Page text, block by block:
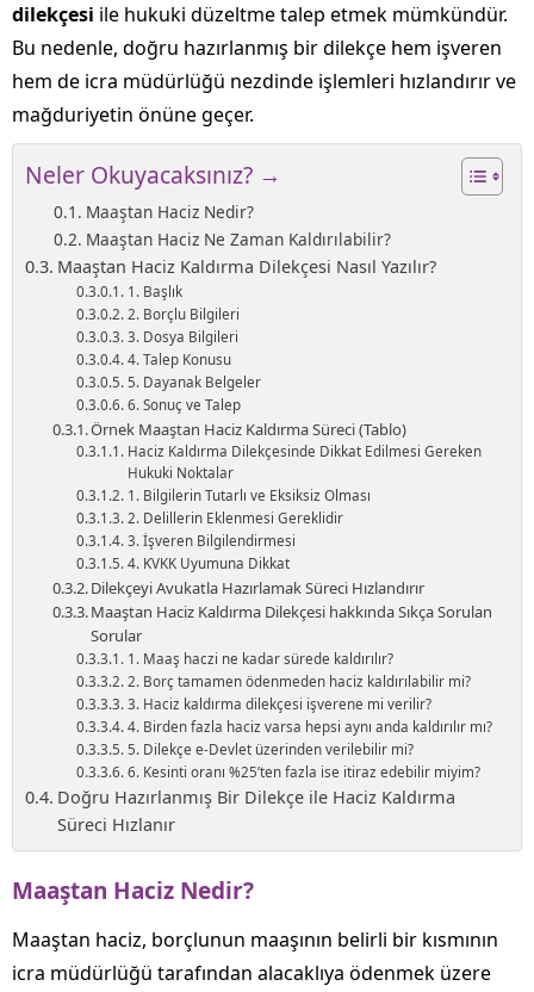
dilekçesi ile hukuki düzeltme talep etmek mümkündür.
Bu nedenle, doğru hazırlanmış bir dilekçe hem işveren
hem de icra müdürlüğü nezdinde işlemleri hızlandırır ve
mağduriyetin önüne geçer.
Neler Okuyacaksınız? →
Maaştan Haciz Nedir?
Maaştan Haciz Ne Zaman Kaldırılabilir?
Maaştan Haciz Kaldırma Dilekçesi Nasıl Yazılır?
1. Başlık
2. Borçlu Bilgileri
3. Dosya Bilgileri
4. Talep Konusu
5. Dayanak Belgeler
6. Sonuç ve Talep
Örnek Maaştan Haciz Kaldırma Süreci (Tablo)
Haciz Kaldırma Dilekçesinde Dikkat Edilmesi Gereken
Hukuki Noktalar
1. Bilgilerin Tutarlı ve Eksiksiz Olması
2. Delillerin Eklenmesi Gereklidir
3. İşveren Bilgilendirmesi
4. KVKK Uyumuna Dikkat
Dilekçeyi Avukatla Hazırlamak Süreci Hızlandırır
Maaştan Haciz Kaldırma Dilekçesi hakkında Sıkça Sorulan
Sorular
1. Maaş haczi ne kadar sürede kaldırılır?
2. Borç tamamen ödenmeden haciz kaldırılabilir mi?
3. Haciz kaldırma dilekçesi işverene mi verilir?
4. Birden fazla haciz varsa hepsi aynı anda kaldırılır mı?
5. Dilekçe e-Devlet üzerinden verilebilir mi?
6. Kesinti oranı %25’ten fazla ise itiraz edebilir miyim?
Doğru Hazırlanmış Bir Dilekçe ile Haciz Kaldırma
Süreci Hızlanır
Maaştan Haciz Nedir?
Maaştan haciz, borçlunun maaşının belirli bir kısmının
icra müdürlüğü tarafından alacaklıya ödenmek üzere